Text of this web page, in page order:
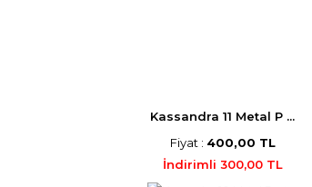
Kassandra 11 Metal P ...
Fiyat : 400,00 TL
İndirimli 300,00 TL